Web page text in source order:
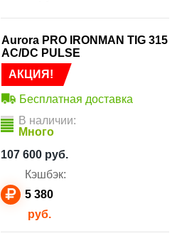
АКЦИЯ!
Aurora PRO IRONMAN TIG 315
AC/DC PULSE
Бесплатная доставка
В наличии:
Много
107 600 руб.
Кэшбэк:
5 380
руб.